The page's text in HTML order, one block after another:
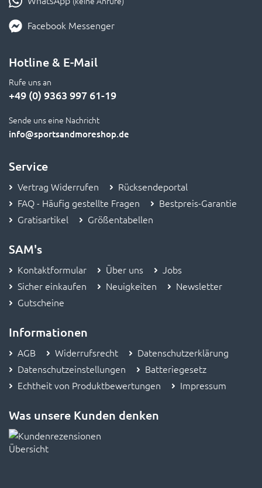
Facebook Messenger
Hotline & E-Mail
Rufe uns an
+49 (0) 9363 997 61-19
Sende uns eine Nachricht
info@sportsandmoreshop.de
Service
Vertrag Widerrufen
Rücksendeportal
FAQ - Häufig gestellte Fragen
Bestpreis-Garantie
Gratisartikel
Größentabellen
SAM's
Kontaktformular Über uns
Jobs
Sicher einkaufen
Neuigkeiten
Newsletter
Gutscheine
Informationen
AGB Widerrufsrecht
Datenschutzerklärung
Datenschutzeinstellungen
Batteriegesetz
Echtheit von Produktbewertungen
Impressum
Was unsere Kunden denken